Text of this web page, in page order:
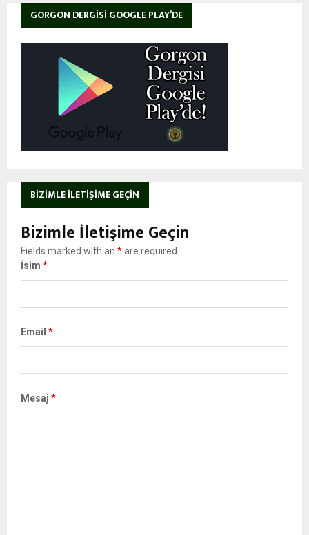
GORGON DERGISI GOOGLE PLAY’DE
BIZIMLE İLETIŞIME GEÇIN
Bizimle İletişime Geçin
Fields marked with an *are required
İsim *
Email *
Mesaj *